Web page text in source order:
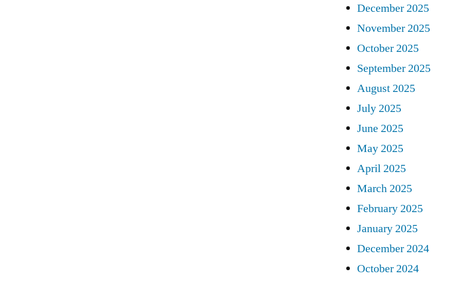
December 2025
November 2025
October 2025
September 2025
August 2025
July 2025
June 2025
May 2025
April 2025
March 2025
February 2025
January 2025
December 2024
October 2024